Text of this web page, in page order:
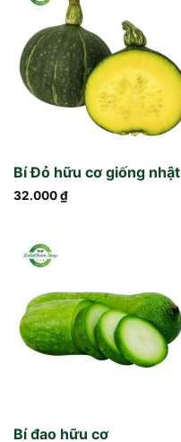
Bí Đỏ hữu cơ giống nhật
32.000₫
Bí đao hữu cơ